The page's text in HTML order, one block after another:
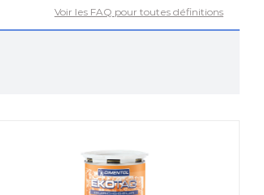
Voir les FAQ pour toutes définitions